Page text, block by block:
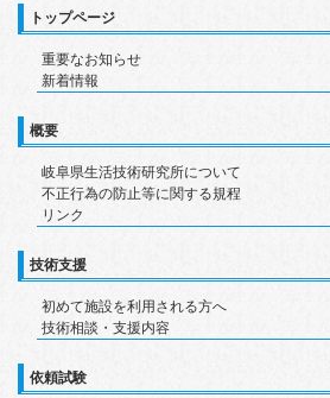
トップページ
重要なお知らせ
新着情報
概要
岐阜県生活技術研究所について
不正行為の防止等に関する規程
リンク
技術支援
初めて施設を利用される方へ
技術相談・支援内容
依頼試験